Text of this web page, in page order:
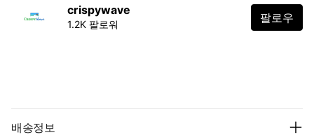
crispywave
1.2K 팔로워 팔로우
배송정보